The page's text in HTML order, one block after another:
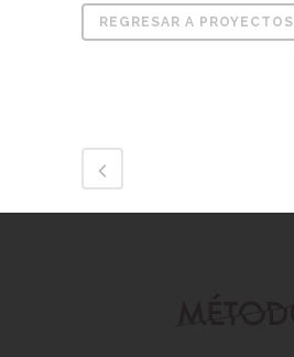
REGRESAR A PROYECTOS